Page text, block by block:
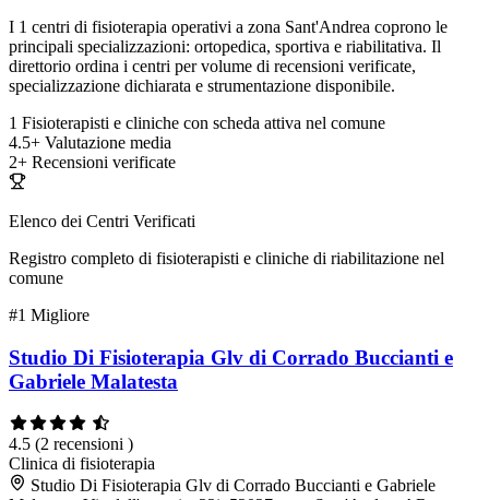
I 1 centri di fisioterapia operativi a zona Sant'Andrea coprono le
principali specializzazioni: ortopedica, sportiva e riabilitativa. Il
direttorio ordina i centri per volume di recensioni verificate,
specializzazione dichiarata e strumentazione disponibile.
1 Fisioterapisti e cliniche con scheda attiva nel comune
4.5+ Valutazione media
2+ Recensioni verificate
Elenco dei Centri Verificati
Registro completo di fisioterapisti e cliniche di riabilitazione nel
comune
#1 Migliore
Studio Di Fisioterapia Glv di Corrado Buccianti e
Gabriele Malatesta
4.5 (2 recensioni )
Clinica di fisioterapia
Studio Di Fisioterapia Glv di Corrado Buccianti e Gabriele